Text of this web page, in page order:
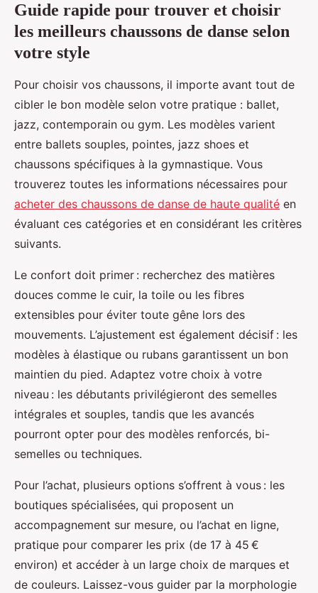
Guide rapide pour trouver et choisir
les meilleurs chaussons de danse selon
votre style
Pour choisir vos chaussons, il importe avant tout de
cibler le bon modèle selon votre pratique : ballet,
jazz, contemporain ou gym. Les modèles varient
entre ballets souples, pointes, jazz shoes et
chaussons spécifiques à la gymnastique. Vous
trouverez toutes les informations nécessaires pour
acheter des chaussons de danse de haute qualité en
évaluant ces catégories et en considérant les critères
suivants.
Le confort doit primer : recherchez des matières
douces comme le cuir, la toile ou les fibres
extensibles pour éviter toute gêne lors des
mouvements. L’ajustement est également décisif : les
modèles à élastique ou rubans garantissent un bon
maintien du pied. Adaptez votre choix à votre
niveau : les débutants privilégieront des semelles
intégrales et souples, tandis que les avancés
pourront opter pour des modèles renforcés, bi-
semelles ou techniques.
Pour l’achat, plusieurs options s’offrent à vous : les
boutiques spécialisées, qui proposent un
accompagnement sur mesure, ou l’achat en ligne,
pratique pour comparer les prix (de 17 à 45 €
environ) et accéder à un large choix de marques et
de couleurs. Laissez-vous guider par la morphologie